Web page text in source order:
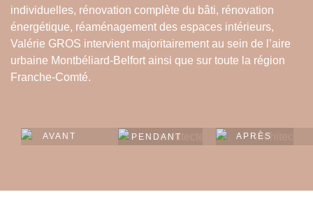
AVANT PENDANT APRÈS
individuelles, rénovation complète du bâti, rénovation
énergétique, réaménagement des espaces intérieurs,
Valérie GROS intervient majoritairement au sein de l’aire
urbaine Montbéliard-Belfort ainsi que sur toute la région
Franche-Comté.